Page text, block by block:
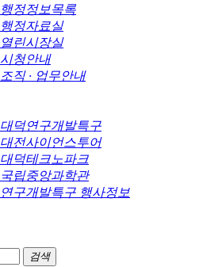
행정정보목록
행정자료실
열린시장실
시청안내
조직 · 업무안내
대덕연구개발특구
대전사이언스투어
대덕테크노파크
국립중앙과학관
연구개발특구 행사정보
검색